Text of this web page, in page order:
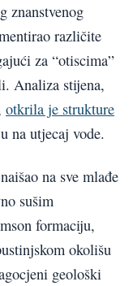
znanstvenog
različite
za “otiscima”
Analiza stijena,
otkrila je strukture
na utjecaj vode.
na sve mlađe
sušim
formaciju,
okolišu
geološki